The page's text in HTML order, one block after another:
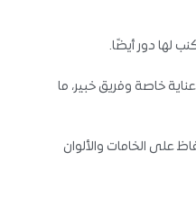
لها دور أيضًا.
خاصة وفريق خبير، ما
على الخامات والألوان